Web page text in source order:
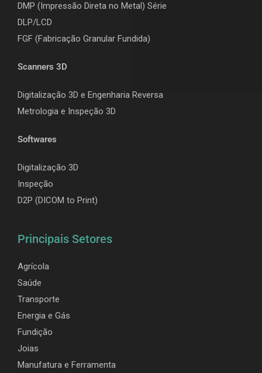
DMP (Impressão Direta no Metal) Série
DLP/LCD
FGF (Fabricação Granular Fundida)
Scanners 3D
Digitalização 3D e Engenharia Reversa
Metrologia e Inspeção 3D
Softwares
Digitalização 3D
Inspeção
D2P (DICOM to Print)
Principais Setores
Agrícola
Saúde
Transporte
Energia e Gás
Fundição
Joias
Manufatura e Ferramenta